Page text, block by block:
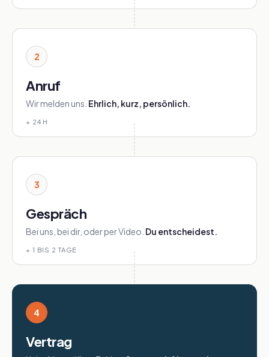
2
Anruf
Wir melden uns. Ehrlich, kurz, persönlich.
+ 24 H
3
Gespräch
Bei uns, bei dir, oder per Video. Du entscheidest.
+ 1 BIS 2 TAGE
4
Vertrag